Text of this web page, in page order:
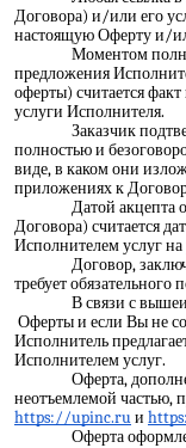
Договора) и/или его
настоящую Оферту и/
Моментом
предложения
оферты) считается
услуги Исполнителя.
Заказчик
полностью и
виде, в каком они
приложениях к
Датой акцепта
Договора) считается
Исполнителем услуг
Договор,
требует
В связи с
Оферты и если Вы не
Исполнитель
Исполнителем услуг.
Оферта,
неотъемлемой частью,
https://upinc.ruи
Оферта